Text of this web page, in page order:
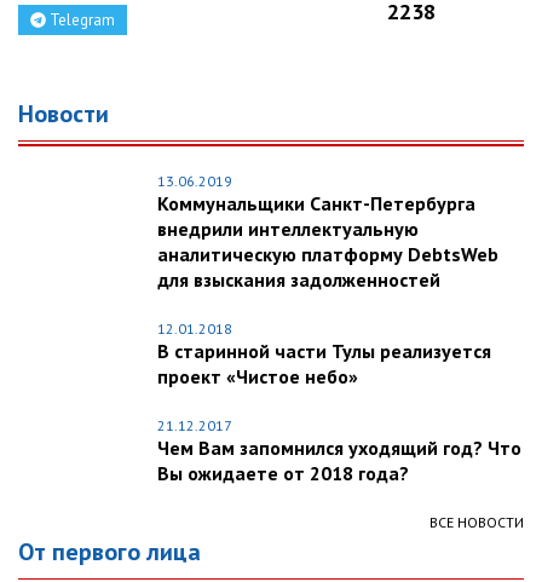
Telegram 2238
Новости
13.06.2019
Коммунальщики Санкт-Петербурга
внедрили интеллектуальную
аналитическую платформу DebtsWeb
для взыскания задолженностей
12.01.2018
В старинной части Тулы реализуется
проект «Чистое небо»
21.12.2017
Чем Вам запомнился уходящий год? Что
Вы ожидаете от 2018 года?
ВСЕ НОВОСТИ
От первого лица